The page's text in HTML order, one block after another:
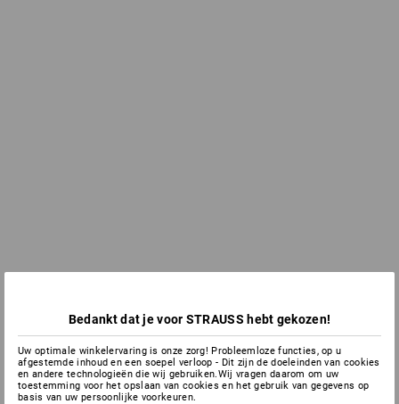
Bedankt dat je voor STRAUSS hebt gekozen!
Uw optimale winkelervaring is onze zorg! Probleemloze functies, op u
afgestemde inhoud en een soepel verloop - Dit zijn de doeleinden van cookies
en andere technologieën die wij gebruiken.Wij vragen daarom om uw
toestemming voor het opslaan van cookies en het gebruik van gegevens op
basis van uw persoonlijke voorkeuren.